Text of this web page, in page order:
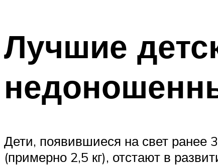
Лучшие
Дети, появившиеся на свет
(примерно 2,5 кг), отстают в